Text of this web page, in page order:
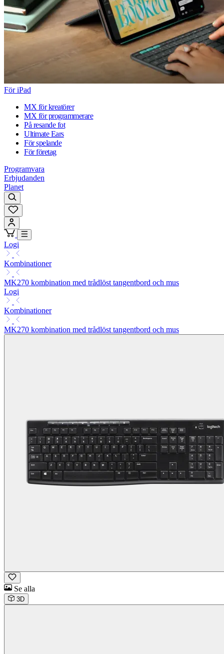
För iPad
MX för kreatörer
MX för programmerare
På resande fot
Ultimate Ears
För spelande
För företag
Programvara
Erbjudanden
Planet
Logi
Kombinationer
MK270 kombination med trådlöst tangentbord och mus
Logi
Kombinationer
MK270 kombination med trådlöst tangentbord och mus
Se alla
3D